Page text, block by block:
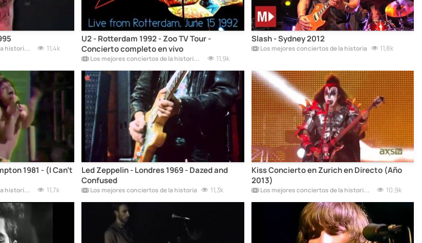
Los mejores conciertos de la historia del rock 11,4k
U2 - Rotterdam 1992 - Zoo TV Tour -
Concierto completo en vivo
Los mejores conciertos de la historia del rock 11,9k
Slash - Sydney 2012
Los mejores conciertos de la historia 11,8k
1981 - (I Can't
Los mejores conciertos de la historia del rock 11,7k
Led Zeppelin - Londres 1969 - Dazed and
Confused
Los mejores conciertos de la historia 11,3k
Kiss Concierto en Zurich en Directo (Año
2013)
Los mejores conciertos de la historia del rock 10,9k